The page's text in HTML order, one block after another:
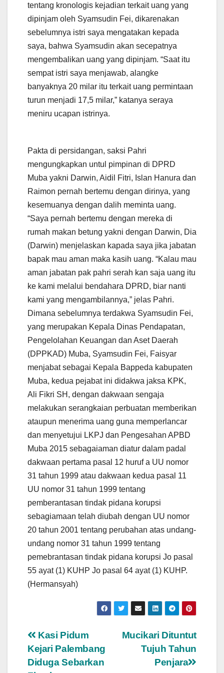
tentang kronologis kejadian terkait uang yang
dipinjam oleh Syamsudin Fei, dikarenakan
sebelumnya istri saya mengatakan kepada
saya, bahwa Syamsudin akan secepatnya
mengembalikan uang yang dipinjam. “Saat itu
sempat istri saya menjawab, alangke
banyaknya 20 milar itu terkait uang permintaan
turun menjadi 17,5 milar,” katanya seraya
meniru ucapan istrinya.
Pakta di persidangan, saksi Pahri
mengungkapkan untul pimpinan di DPRD
Muba yakni Darwin, Aidil Fitri, Islan Hanura dan
Raimon pernah bertemu dengan dirinya, yang
kesemuanya dengan dalih meminta uang.
“Saya pernah bertemu dengan mereka di
rumah makan betung yakni dengan Darwin, Dia
(Darwin) menjelaskan kapada saya jika jabatan
bapak mau aman maka kasih uang. “Kalau mau
aman jabatan pak pahri serah kan saja uang itu
ke kami melalui bendahara DPRD, biar nanti
kami yang mengambilannya,” jelas Pahri.
Dimana sebelumnya terdakwa Syamsudin Fei,
yang merupakan Kepala Dinas Pendapatan,
Pengelolahan Keuangan dan Aset Daerah
(DPPKAD) Muba, Syamsudin Fei, Faisyar
menjabat sebagai Kepala Bappeda kabupaten
Muba, kedua pejabat ini didakwa jaksa KPK,
Ali Fikri SH, dengan dakwaan sengaja
melakukan serangkaian perbuatan memberikan
ataupun menerima uang guna memperlancar
dan menyetujui LKPJ dan Pengesahan APBD
Muba 2015 sebagaiaman diatur dalam padal
dakwaan pertama pasal 12 huruf a UU nomor
31 tahun 1999 atau dakwaan kedua pasal 11
UU nomor 31 tahun 1999 tentang
pemberantasan tindak pidana korupsi
sebagiamaan telah diubah dengan UU nomor
20 tahun 2001 tentang perubahan atas undang-
undang nomor 31 tahun 1999 tentang
pemebrantasan tindak pidana korupsi Jo pasal
55 ayat (1) KUHP Jo pasal 64 ayat (1) KUHP.
(Hermansyah)
Navigasi
pos
Mucikari Dituntut
Tujuh Tahun
Penjara
Kasi Pidum
Kejari Palembang
Diduga Sebarkan